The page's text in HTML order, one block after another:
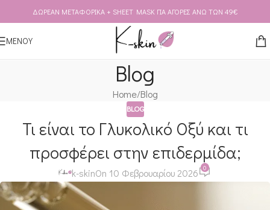
Skip to navigation
Skip to main content
ΔΩΡΕΑΝ ΜΕΤΑΦΟΡΙΚΑ + SHEET MASK ΓΙΑ ΑΓΟΡΕΣ ΑΝΩ ΤΩΝ 49€
ΜΕΝΟΥ
Blog
Home Blog
BLOG
Τι είναι το Γλυκολικό Οξύ και τι
προσφέρει στην επιδερμίδα;
k-skinOn 10 Φεβρουαρίου 2026 0